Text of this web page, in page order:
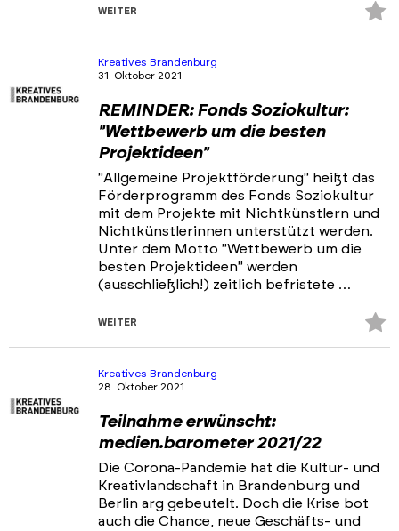
WEITER
Kreatives Brandenburg
31. Oktober 2021
REMINDER: Fonds Soziokultur:
"Wettbewerb um die besten
Projektideen"
"Allgemeine Projektförderung" heißt das
Förderprogramm des Fonds Soziokultur
mit dem Projekte mit Nichtkünstlern und
Nichtkünstlerinnen unterstützt werden.
Unter dem Motto "Wettbewerb um die
besten Projektideen" werden
(ausschließlich!) zeitlich befristete …
WEITER
Kreatives Brandenburg
28. Oktober 2021
Teilnahme erwünscht:
medien.barometer 2021/22
Die Corona-Pandemie hat die Kultur- und
Kreativlandschaft in Brandenburg und
Berlin arg gebeutelt. Doch die Krise bot
auch die Chance, neue Geschäfts- und